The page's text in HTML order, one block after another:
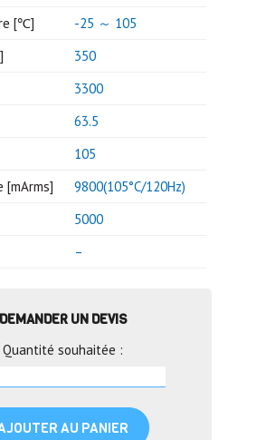
[℃]
-25 ～ 105
350
3300
63.5
105
[mArms]
9800(105°C/120Hz)
5000
–
DEMANDER UN DEVIS
Quantité souhaitée :
AU PANIER